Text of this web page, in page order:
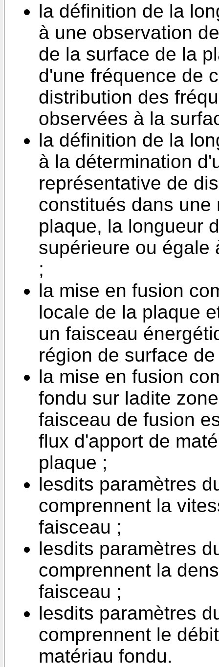
la définition de la
à une observation
de la surface de la
d'une fréquence de
distribution des
observées à la
la définition de la
à la détermination
représentative de
constitués dans
plaque, la longueur
supérieure ou égale
;
la mise en fusion
locale de la plaque
un faisceau
région de surface
la mise en fusion
fondu sur ladite
faisceau de fusion
flux d'apport de
plaque ;
lesdits paramètres
comprennent la
faisceau ;
lesdits paramètres
comprennent la
faisceau ;
lesdits paramètres
comprennent le
matériau fondu.